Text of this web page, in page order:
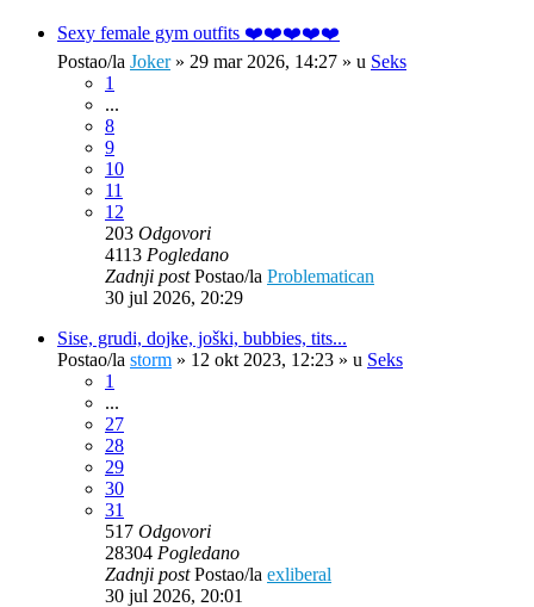
Sexy female gym outfits ❤️❤️❤️❤️❤️
Postao/la Joker» 29 mar 2026, 14:27 » u Seks
1
...
8
9
10
11
12
203 Odgovori
4113 Pogledano
Zadnji postPostao/la Problematican
30 jul 2026, 20:29
Sise, grudi, dojke, joški, bubbies, tits...
Postao/la storm » 12 okt 2023, 12:23 » u Seks
1
...
27
28
29
30
31
517 Odgovori
28304 Pogledano
Zadnji postPostao/la exliberal
30 jul 2026, 20:01